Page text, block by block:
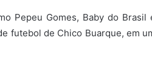
Pepeu Gomes, Baby do Brasil
futebol de Chico Buarque, em